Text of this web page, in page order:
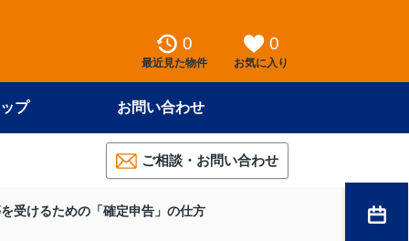
0
最近見た物件
0
お気に入り
プ お問い合わせ
ご相談・お問い合わせ
受けるための「確定申告」の仕方